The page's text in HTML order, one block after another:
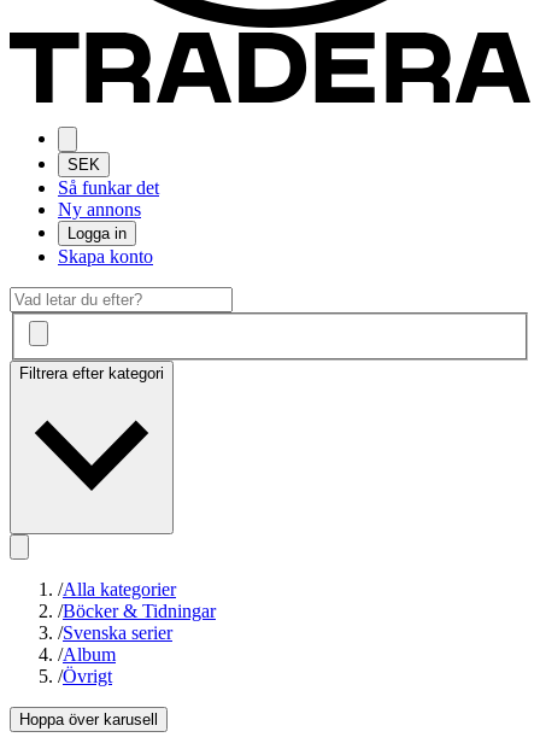
SEK
Så funkar det
Ny annons
Logga in
Skapa konto
Filtrera efter kategori
/Alla kategorier
/Böcker & Tidningar
/Svenska serier
/Album
/Övrigt
Hoppa över karusell